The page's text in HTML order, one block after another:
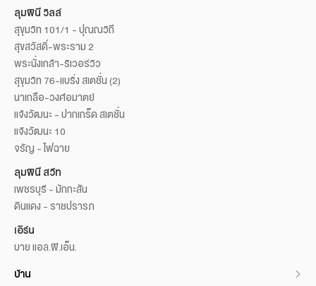
ลุมพินี วิลล์
สุขุมวิท 101/1 - ปุณณวิถี
สุขสวัสดิ์-พระราม 2
พระนั่งเกล้า-ริเวอร์วิว
สุขุมวิท 76-แบริ่ง สเตชั่น (2)
นาเกลือ-วงศ์อมาตย์
แจ้งวัฒนะ - ปากเกร็ด สเตชั่น
แจ้งวัฒนะ 10
จรัญ - ไฟฉาย
ลุมพินี สวีท
เพชรบุรี - มักกะสัน
ดินแดง - ราชปรารภ
เอิร์น
บาย แอล.พี.เอ็น.
บ้าน